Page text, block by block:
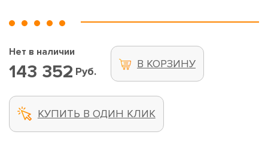
Нет в наличии
143 352 Руб.
В КОРЗИНУ
КУПИТЬ В ОДИН КЛИК